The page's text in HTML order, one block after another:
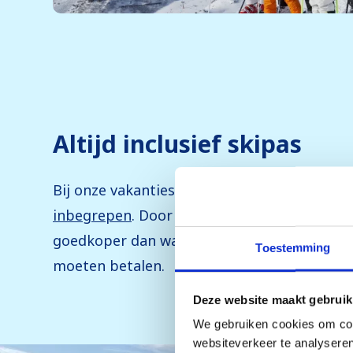
Toestemming
Deze website maakt
We gebruiken cookies om
websiteverkeer te
Altijd inclusief skipas
Bij onze vakanties is
inbegrepen. Door groot in te kopen, is deze
goedkoper dan wat je ter plaatse zou
moeten betalen.